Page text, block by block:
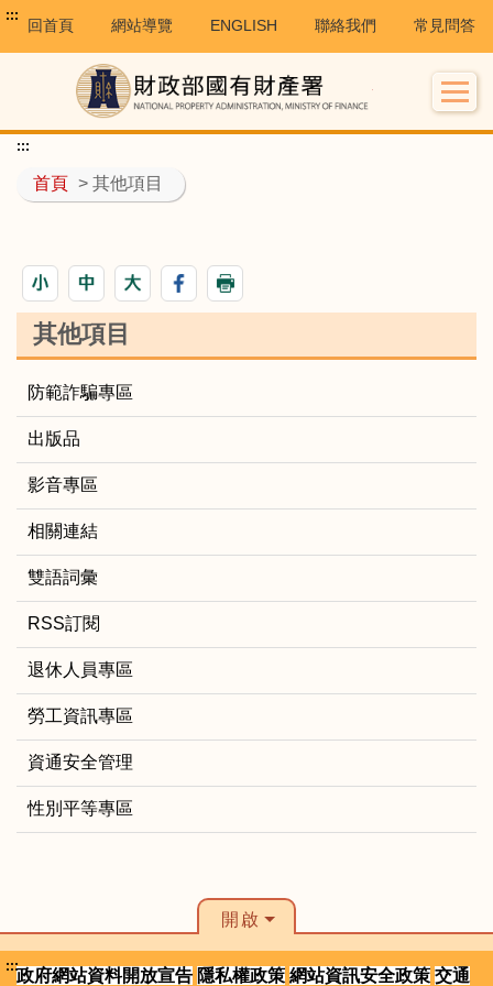
:::
回首頁 網站導覽 ENGLISH 聯絡我們 常見問答
首頁 > 其他項目
:::
其他項目
防範詐騙專區
出版品
影音專區
相關連結
雙語詞彙
RSS訂閱
退休人員專區
勞工資訊專區
資通安全管理
性別平等專區
開啟
:::政府網站資料開放宣告 隱私權政策 網站資訊安全政策 交通